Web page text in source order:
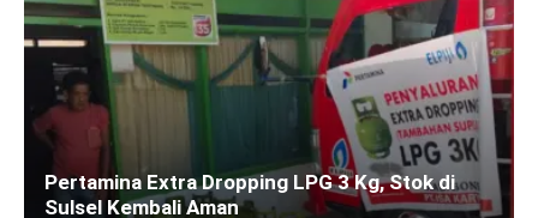
Pertamina Extra Dropping LPG 3 Kg, Stok di
Sulsel Kembali Aman